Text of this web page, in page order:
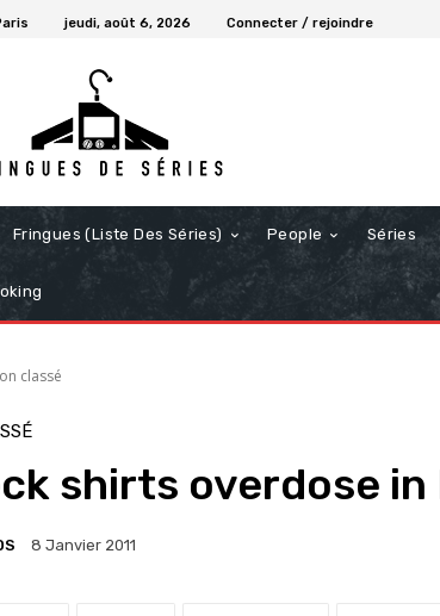
jeudi, août 6, 2026 Connecter / rejoindre
Fringues (Liste Des Séries) People Séries
classé
shirts overdose in
8 Janvier 2011